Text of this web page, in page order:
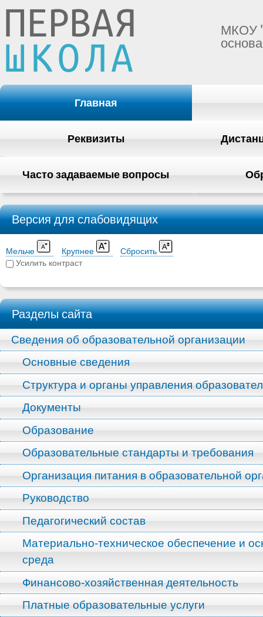
МКОУ
Главная
Реквизиты
Часто задаваемые вопросы
Версия для слабовидящих
Мельче Крупнее
Сбросить
Усилить контраст
Разделы сайта
Сведения об образовательной организации
Основные сведения
Структура и органы управления
Документы
Образование
Образовательные стандарты и требования
Организация питания в образовательной
Руководство
Педагогический состав
Материально-техническое обеспечение и
среда
Финансово-хозяйственная деятельность
Платные образовательные услуги